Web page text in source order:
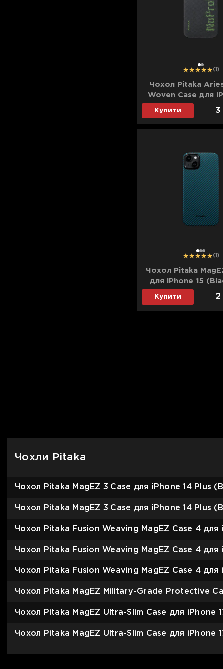
12 (1)
Чохол Pitaka
Woven Case для
Pro Max
Купити 3
12 3 (1)
Чохол Pitaka
для iPhone 15
Twill)
Купити 2
Чохли Pitaka
Чохол Pitaka MagEZ 3 Case для iPhone 14 Plus
Чохол Pitaka MagEZ 3 Case для iPhone 14 Plus
Чохол Pitaka Fusion Weaving MagEZ Case 4 для
Чохол Pitaka Fusion Weaving MagEZ Case 4
Чохол Pitaka Fusion Weaving MagEZ Case 4 для
Чохол Pitaka MagEZ Military-Grade Protective
Чохол Pitaka MagEZ Ultra-Slim Case для iPhone
Чохол Pitaka MagEZ Ultra-Slim Case для iPhone